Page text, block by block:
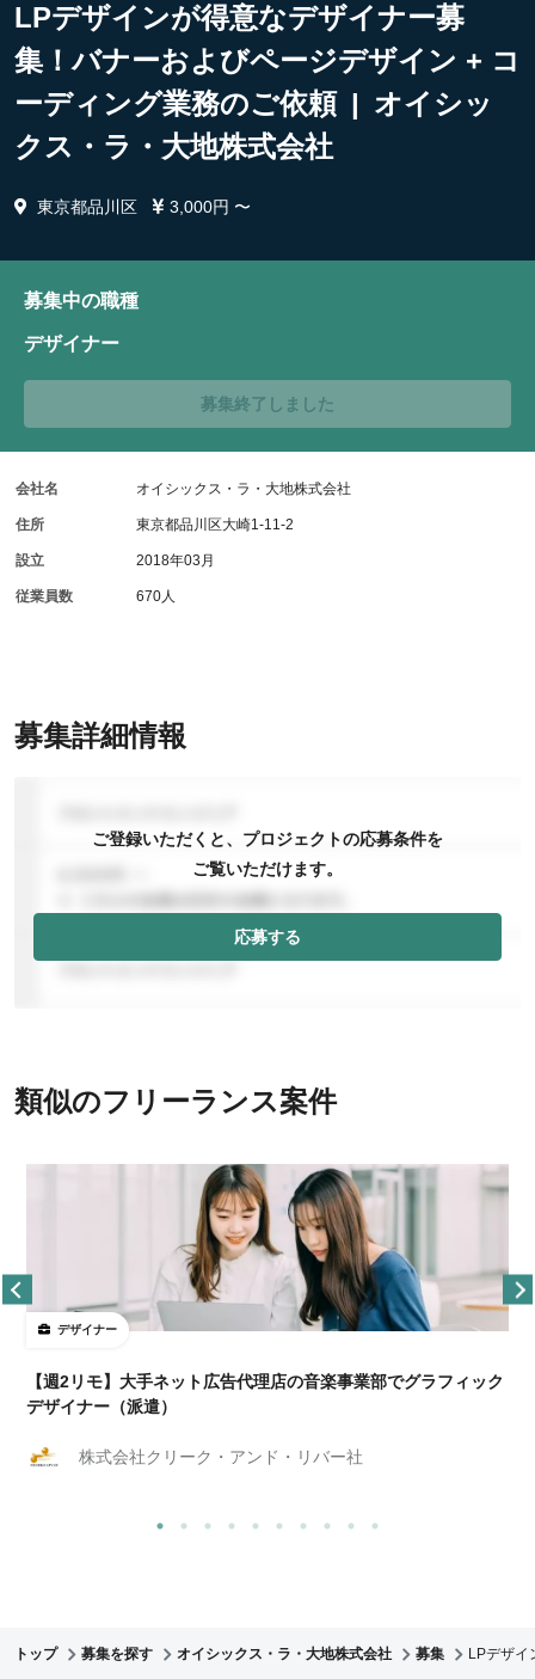
LPデザインが得意なデザイナー募
集！バナーおよびページデザイン + コ
ーディング業務のご依頼 | オイシッ
クス・ラ・大地株式会社
東京都品川区 3,000円 〜
募集詳細情報
ご登録いただくと、プロジェクトの応募条件を
ご覧いただけます。
応募する
募集中の職種
デザイナー
募集終了しました
会社名 オイシックス・ラ・大地株式会社
住所 東京都品川区大崎1-11-2
設立 2018年03月
従業員数 670人
類似のフリーランス案件
デザイナー
【週2リモ】大手ネット広告代理店の音楽事業部でグラフィック
デザイナー（派遣）
株式会社クリーク・アンド・リバー社
トップ 募集を探す オイシックス・ラ・大地株式会社 募集 LPデザイ